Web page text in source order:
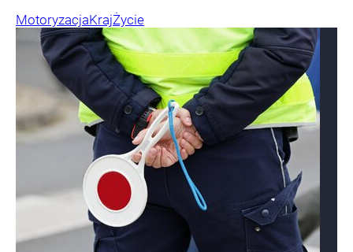
MotoryzacjaKrajŻycie